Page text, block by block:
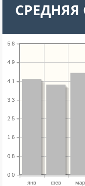
СРЕДНЯЯ
янв фев мар
0.0
0.8
1.6
2.5
3.3
4.1
4.9
5.8